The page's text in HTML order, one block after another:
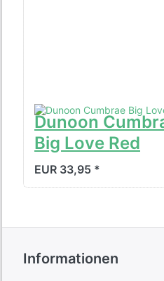
Dunoon
Big Love Red
EUR 33,95 *
Informationen